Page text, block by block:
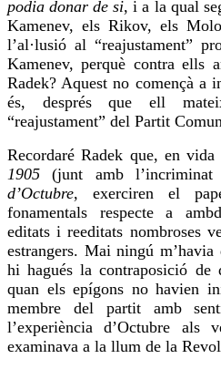
podia donar de si, i a la qual
Kamenev, els Rikov, els
l’al·lusió al “reajustament”
Kamenev,perquè contra ells
Radek? Aquest no començà a
és, després que ell
“reajustament” del Partit
Recordaré Radek que, en
1905 (junt amb
d’Octubre, exerciren el
fonamentals respecte a
editats i reeditats nombroses
estrangers. Mai ningú
hi hagués la contraposició de
quan els epígons no havien
membre del partit amb
l’experiència d’Octubre
examinava a la llum de la